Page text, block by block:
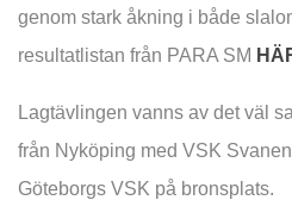
genom stark åkning i både
resultatlistan från PARA SM
Lagtävlingen vanns av det väl
från Nyköping med VSK
Göteborgs VSK på bronsplats.